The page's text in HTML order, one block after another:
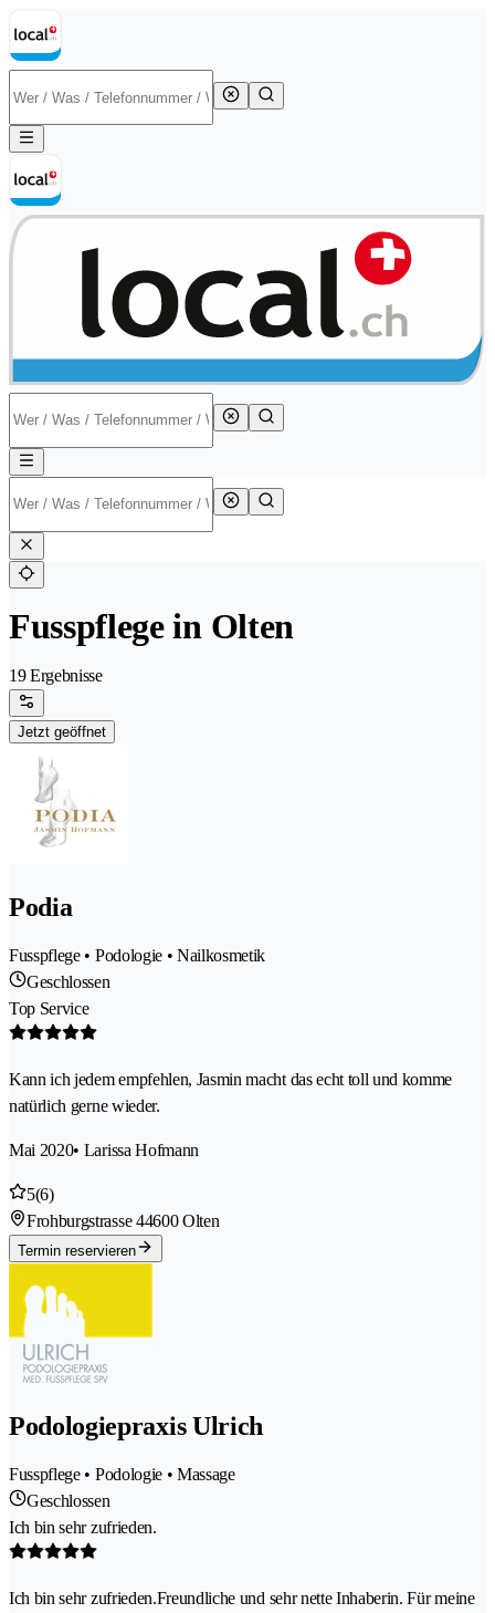
Fusspflege in Olten
19 Ergebnisse
Jetzt geöffnet
Podia
Fusspflege • Podologie • Nailkosmetik
Geschlossen
Top Service
Kann ich jedem empfehlen, Jasmin macht das echt toll und komme
natürlich gerne wieder.
Mai 2020• Larissa Hofmann
5(6)
Frohburgstrasse 44600 Olten
Termin reservieren
Podologiepraxis Ulrich
Fusspflege • Podologie • Massage
Geschlossen
Ich bin sehr zufrieden.
Ich bin sehr zufrieden.Freundliche und sehr nette Inhaberin. Für meine